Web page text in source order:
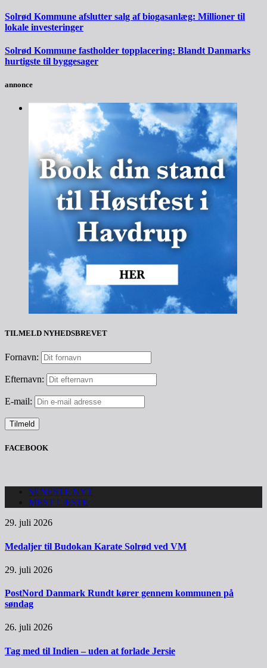
Solrød Kommune afslutter salg af biogasanlæg: Millioner til
lokale investeringer
Solrød Kommune fastholder topplacering: Blandt Danmarks
hurtigste til byggesager
annonce
TILMELD NYHEDSBREVET
Fornavn:
Efternavn:
E-mail:
FACEBOOK
SENESTE NYT
MEST LÆSTE
29. juli 2026
Medaljer til Budokan Karate Solrød ved VM
29. juli 2026
PostNord Danmark Rundt kører gennem kommunen på
søndag
26. juli 2026
Tag med til Indien – uden at forlade Jersie